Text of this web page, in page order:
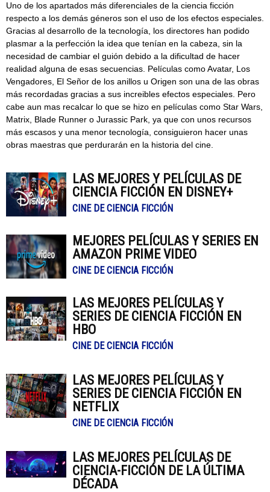
Uno de los apartados más diferenciales de la ciencia ficción
respecto a los demás géneros son el uso de los efectos especiales.
Gracias al desarrollo de la tecnología, los directores han podido
plasmar a la perfección la idea que tenían en la cabeza, sin la
necesidad de cambiar el guión debido a la dificultad de hacer
realidad alguna de esas secuencias. Películas como Avatar, Los
Vengadores, El Señor de los anillos u Origen son una de las obras
más recordadas gracias a sus increibles efectos especiales. Pero
cabe aun mas recalcar lo que se hizo en películas como Star Wars,
Matrix, Blade Runner o Jurassic Park, ya que con unos recursos
más escasos y una menor tecnología, consiguieron hacer unas
obras maestras que perdurarán en la historia del cine.
LAS MEJORES Y PELÍCULAS DE
CIENCIA FICCIÓN EN DISNEY+
CINE DE CIENCIA FICCIÓN
MEJORES PELÍCULAS Y SERIES EN
AMAZON PRIME VIDEO
CINE DE CIENCIA FICCIÓN
LAS MEJORES PELÍCULAS Y
SERIES DE CIENCIA FICCIÓN EN
HBO
CINE DE CIENCIA FICCIÓN
LAS MEJORES PELÍCULAS Y
SERIES DE CIENCIA FICCIÓN EN
NETFLIX
CINE DE CIENCIA FICCIÓN
LAS MEJORES PELÍCULAS DE
CIENCIA-FICCIÓN DE LA ÚLTIMA
DÉCADA